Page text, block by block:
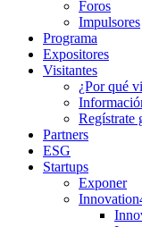
Foros
Impulsores
Programa
Expositores
Visitantes
¿Por qué
Regístrate
Partners
ESG
Startups
Exponer